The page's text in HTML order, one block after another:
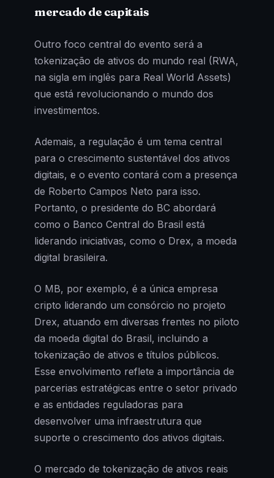
mercado de capitais
Outro foco central do evento será a
tokenização de ativos do mundo real (RWA,
na sigla em inglês para Real World Assets)
que está revolucionando o mundo dos
investimentos.
Ademais, a regulação é um tema central
para o crescimento sustentável dos ativos
digitais, e o evento contará com a presença
de Roberto Campos Neto para isso.
Portanto, o presidente do BC abordará
como o Banco Central do Brasil está
liderando iniciativas, como o Drex, a moeda
digital brasileira.
O MB, por exemplo, é a única empresa
cripto liderando um consórcio no projeto
Drex, atuando em diversas frentes no piloto
da moeda digital do Brasil, incluindo a
tokenização de ativos e títulos públicos.
Esse envolvimento reflete a importância de
parcerias estratégicas entre o setor privado
e as entidades reguladoras para
desenvolver uma infraestrutura que
suporte o crescimento dos ativos digitais.
O mercado de tokenização de ativos reais